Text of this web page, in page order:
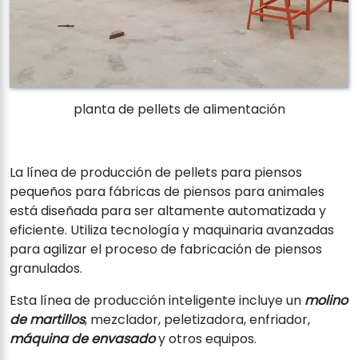
planta de pellets de alimentación
La línea de producción de pellets para piensos
pequeños para fábricas de piensos para animales
está diseñada para ser altamente automatizada y
eficiente. Utiliza tecnología y maquinaria avanzadas
para agilizar el proceso de fabricación de piensos
granulados.
Esta línea de producción inteligente incluye un molino
de martillos, mezclador, peletizadora, enfriador,
máquina de envasadoy otros equipos.